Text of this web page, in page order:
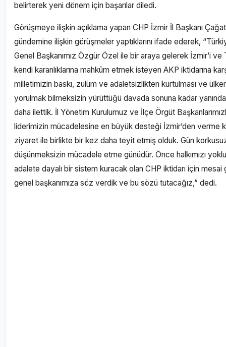
belirterek yeni dönem için başarılar diledi.
Görüşmeye ilişkin açıklama yapan CHP İzmir İl Başkanı
gündemine ilişkin görüşmeler yaptıklarını ifade ederek,
Genel Başkanımız Özgür Özel ile bir araya gelerek İzmir’i
kendi karanlıklarına mahkûm etmek isteyen AKP iktidarına
milletimizin baskı, zulüm ve adaletsizlikten kurtulması ve
yorulmak bilmeksizin yürüttüğü davada sonuna kadar
daha ilettik. İl Yönetim Kurulumuz ve İlçe Örgüt
liderimizin mücadelesine en büyük desteği İzmir’den verme
ziyaret ile birlikte bir kez daha teyit etmiş olduk. Gün
düşünmeksizin mücadele etme günüdür. Önce halkımızı
adalete dayalı bir sistem kuracak olan CHP iktidarı için mesai
genel başkanımıza söz verdik ve bu sözü tutacağız,” dedi.